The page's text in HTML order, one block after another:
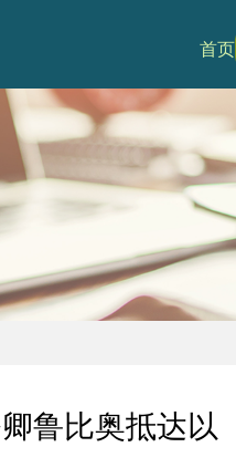
首页
鲁比奥抵达以